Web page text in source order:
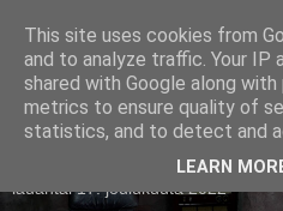
Pullollinen
lauantai 17. joulukuuta 2022
This site uses cookies from
and to analyze traffic. Your IP
shared with Google along
metrics to ensure quality of
statistics, and to detect and
LEARN